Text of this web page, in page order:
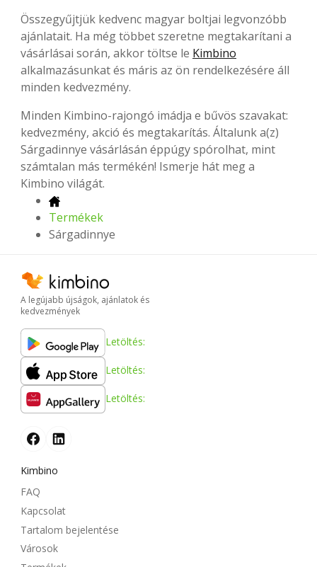
Összegyűjtjük kedvenc magyar boltjai legvonzóbb
ajánlatait. Ha még többet szeretne megtakarítani a
vásárlásai során, akkor töltse le Kimbino
alkalmazásunkat és máris az ön rendelkezésére áll
minden kedvezmény.
Minden Kimbino-rajongó imádja e bűvös szavakat:
kedvezmény, akció és megtakarítás. Általunk a(z)
Sárgadinnye vásárlásán éppúgy spórolhat, mint
számtalan más termékén! Ismerje hát meg a
Kimbino világát.
Termékek
Sárgadinnye
A legújabb újságok, ajánlatok és
kedvezmények
Letöltés:
Letöltés:
Letöltés:
Kimbino
FAQ
Kapcsolat
Tartalom bejelentése
Városok